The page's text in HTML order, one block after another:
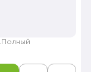
Полный